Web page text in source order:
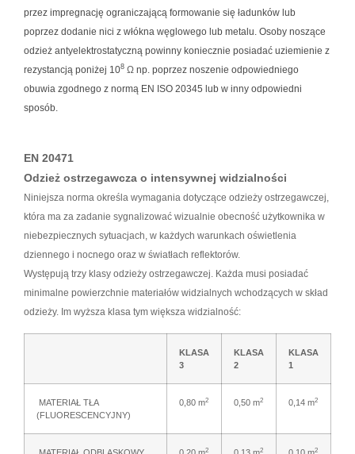
przez impregnację ograniczającą formowanie się ładunków lub
poprzez dodanie nici z włókna węglowego lub metalu. Osoby noszące
odzież antyelektrostatyczną powinny koniecznie posiadać uziemienie z
rezystancją poniżej 108 Ω np. poprzez noszenie odpowiedniego
obuwia zgodnego z normą EN ISO 20345 lub w inny odpowiedni
sposób.
EN 20471
Odzież ostrzegawcza o intensywnej widzialności
Niniejsza norma określa wymagania dotyczące odzieży ostrzegawczej,
która ma za zadanie sygnalizować wizualnie obecność użytkownika w
niebezpiecznych sytuacjach, w każdych warunkach oświetlenia
dziennego i nocnego oraz w światłach reflektorów.
Występują trzy klasy odzieży ostrzegawczej. Każda musi posiadać
minimalne powierzchnie materiałów widzialnych wchodzących w skład
odzieży. Im wyższa klasa tym większa widzialność:
KLASA
3
KLASA
2
KLASA
1
MATERIAŁ TŁA
(FLUORESCENCYJNY)
0,80 m2 0,50 m2 0,14 m2
2 2 2